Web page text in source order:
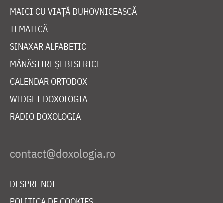
MAICI CU VIAȚĂ DUHOVNICEASCĂ
TEMATICĂ
SINAXAR ALFABETIC
MĂNĂSTIRI ȘI BISERICI
CALENDAR ORTODOX
WIDGET DOXOLOGIA
RADIO DOXOLOGIA
DESPRE NOI